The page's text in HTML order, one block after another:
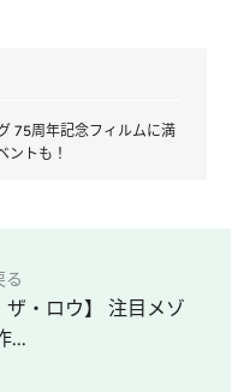
75周年記念フィルムに満
ントも！
る
ザ・ロウ】 注目メゾ
...